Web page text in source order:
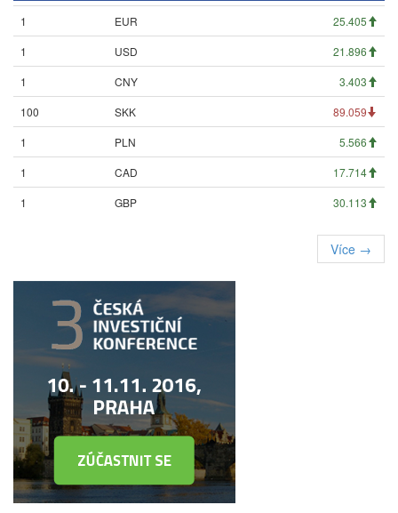
1 EUR
25.405
1
USD
21.896
1
CNY
3.403
100
SKK
89.059
1
PLN
5.566
1
CAD
17.714
1
GBP 30.113
Více →